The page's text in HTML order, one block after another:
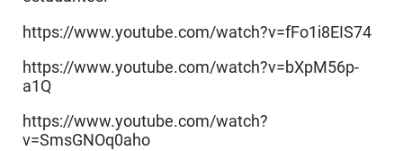
https://www.youtube.com/watch?v=fFo1i8EIS74
https://www.youtube.com/watch?v=bXpM56p-
a1Q
https://www.youtube.com/watch?
v=SmsGNOq0aho